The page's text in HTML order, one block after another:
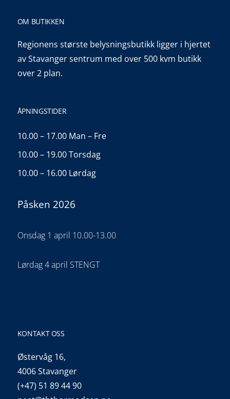
OM BUTIKKEN
Regionens største belysningsbutikk ligger i hjertet
av Stavanger sentrum med over 500 kvm butikk
over 2 plan.
ÅPNINGSTIDER
10.00 – 17.00 Man – Fre
10.00 – 19.00 Torsdag
10.00 – 16.00 Lørdag
Påsken 2026
Onsdag 1 april 10.00-13.00
Lørdag 4 april STENGT
KONTAKT OSS
Østervåg 16,
4006 Stavanger
(+47) 51 89 44 90